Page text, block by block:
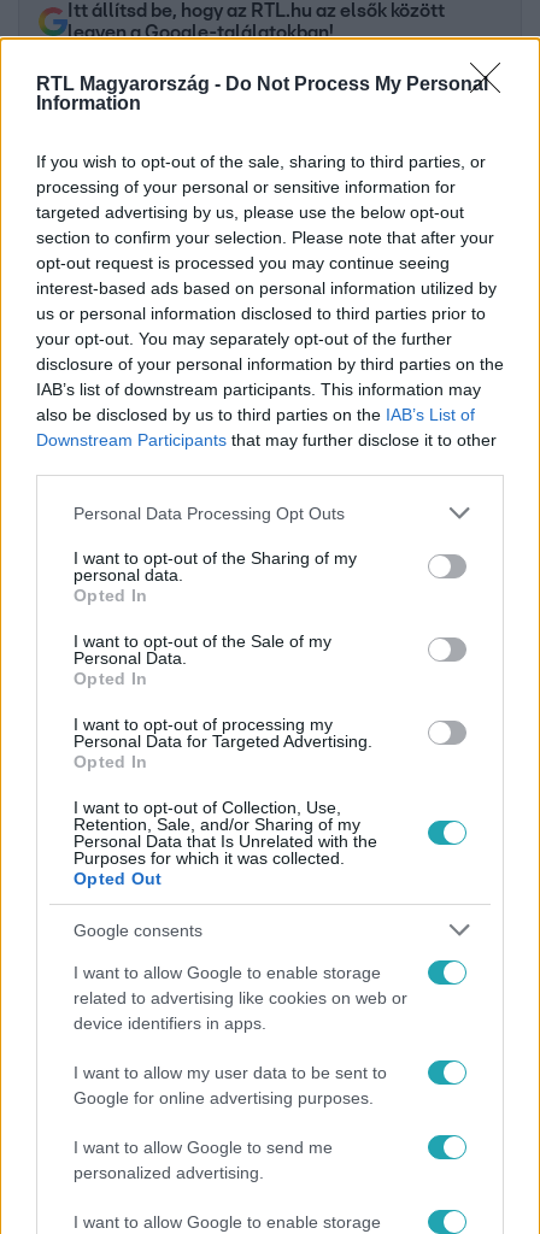
RTL Magyarország - Do Not Process My Personal
Information
If you wish to opt-out of the sale, sharing to third parties, or
processing of your personal or sensitive information for
targeted advertising by us, please use the below opt-out
section to confirm your selection. Please note that after your
opt-out request is processed you may continue seeing
interest-based ads based on personal information utilized by
us or personal information disclosed to third parties prior to
your opt-out. You may separately opt-out of the further
disclosure of your personal information by third parties on the
IAB’s list of downstream participants. This information may
also be disclosed by us to third parties on the IAB’s List of
Downstream Participants that may further disclose it to other
Please note that this website/app uses one or more Google
not limited to your visit or usage behaviour. You may click to
grant or deny consent to Google and its third-party tags to
use your data for below specified purposes in below Google
consent section.
Personal Data Processing Opt Outs
I want to opt-out of the Sharing of my
personal data.
Opted In
I want to opt-out of the Sale of my
Personal Data.
Opted In
I want to opt-out of processing my
Personal Data for Targeted Advertising.
Opted In
I want to opt-out of Collection, Use,
Retention, Sale, and/or Sharing of my
Personal Data that Is Unrelated with the
Purposes for which it was collected.
Opted Out
Google consents
I want to allow Google to enable storage
related to advertising like cookies on web or
device identifiers in apps.
I want to allow my user data to be sent to
Google for online advertising purposes.
I want to allow Google to send me
personalized advertising.
I want to allow Google to enable storage
Itt állítsd be, hogy az RTL.hu az elsők között
legyen a Google-találatokban!
Kövess minket, és értesülj a friss hírekről a
Facebookon is!
Követem
REGGELI #
# RTL KLUB #GABBY PETITO
BÁNTALMAZÓ KAPCSOLAT
Népszerű